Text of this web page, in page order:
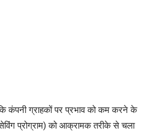
कि कंपनी ग्राहकों पर प्रभाव को कम करने के
प्रोग्राम) को आक्रामक तरीके से चला